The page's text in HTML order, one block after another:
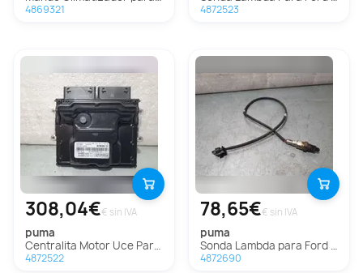
4869321 4872523
308,04€€ sin IVA
puma
Centralita Motor Uce Para Ford Puma
4872522
78,65€€ sin IVA
puma
Sonda Lambda para Ford Puma
4872690